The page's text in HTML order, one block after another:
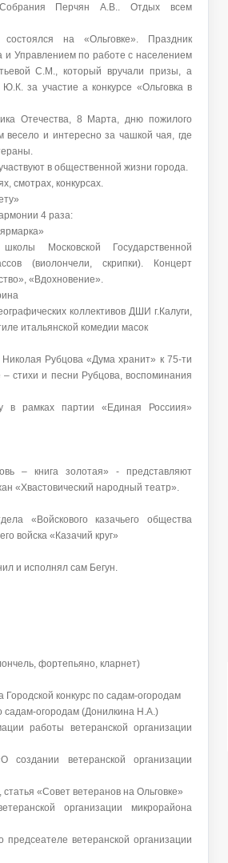
Собрания Перчян А.В.. Отдых всем
на «Ольговке». Праздник
и Управлением по работе с населением
С.М., который вручали призы, а
за участие а конкурсе «Ольговка в
Отечества, 8 Марта, дню пожилого
и интересно за чашкой чая, где
в общественной жизни города.
смотрах, конкурсах.
4 раза:
Московской Государственной
(виолончели, скрипки). Концерт
«Вдохновение».
коллективов ДШИ г.Калуги,
итальянской комедии масок
Рубцова «Дума хранит» к 75-ти
стихи и песни Рубцова, воспоминания
в рамках партии «Единая Россиия»
– книга золотая» - представляют
«Хвастовический народный театр».
«Войскового казачьего общества
войска «Казачий круг»
и исполнял сам Бегун.
фортепьяно, кларнет)
конкурс по садам-огородам
садам-огородам (Донилкина Н.А.)
работы ветеранской организации
ветеранской организации
«Совет ветеранов на Ольговке»
организации микрорайона
ветеранской организации